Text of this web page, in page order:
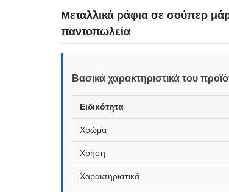
Μεταλλικά ράφια σε σούπερ
παντοπωλεία
Βασικά χαρακτηριστικά του
Ειδικότητα
Χρώμα
Χρήση
Χαρακτηριστικά